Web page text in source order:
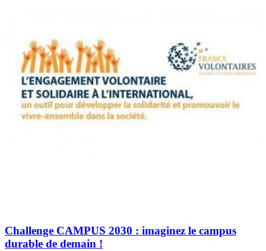
Challenge CAMPUS 2030 : imaginez le campus
durable de demain !